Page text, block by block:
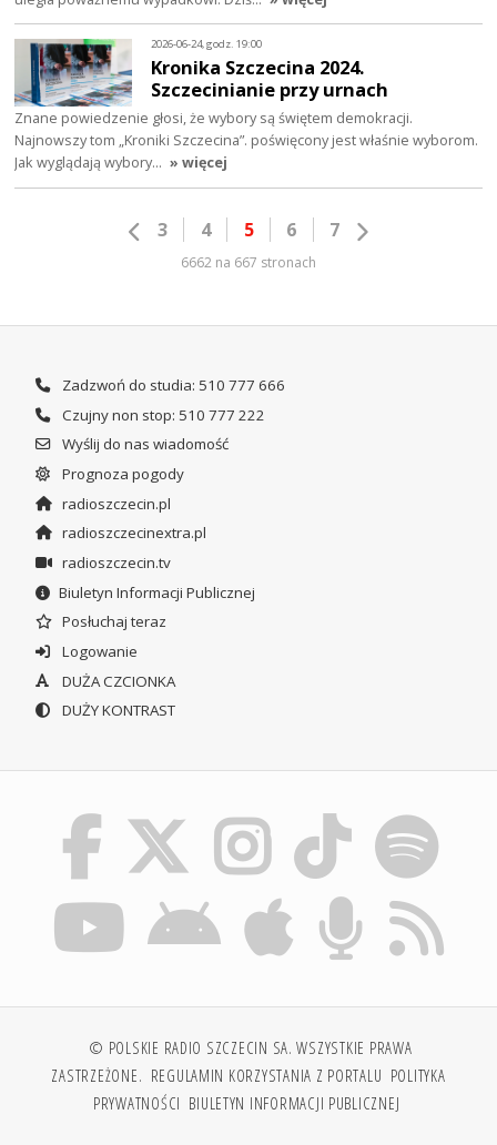
2026-06-24, godz. 19:00
Kronika Szczecina 2024.
Szczecinianie przy urnach
Znane powiedzenie głosi, że wybory są świętem demokracji.
Najnowszy tom „Kroniki Szczecina”. poświęcony jest właśnie wyborom.
Jak wyglądają wybory… » więcej
3 4 5 6 7
6662 na 667 stronach
Zadzwoń do studia: 510 777 666
Czujny non stop: 510 777 222
Wyślij do nas wiadomość
Prognoza pogody
radioszczecin.pl
radioszczecinextra.pl
radioszczecin.tv
Biuletyn Informacji Publicznej
Posłuchaj teraz
Logowanie
DUŻA CZCIONKA
DUŻY KONTRAST
© POLSKIE RADIO SZCZECIN SA. WSZYSTKIE PRAWA
ZASTRZEŻONE. REGULAMIN KORZYSTANIA Z PORTALU POLITYKA
PRYWATNOŚCI BIULETYN INFORMACJI PUBLICZNEJ